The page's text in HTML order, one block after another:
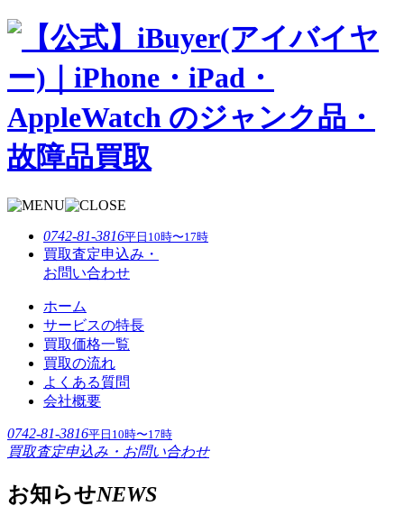
0742-81-3816平日10時〜17時
買取査定申込み・
お問い合わせ
ホーム
サービスの特⻑
買取価格一覧
買取の流れ
よくある質問
会社概要
0742-81-3816平日10時〜17時
買取査定申込み・お問い合わせ
お知らせNEWS